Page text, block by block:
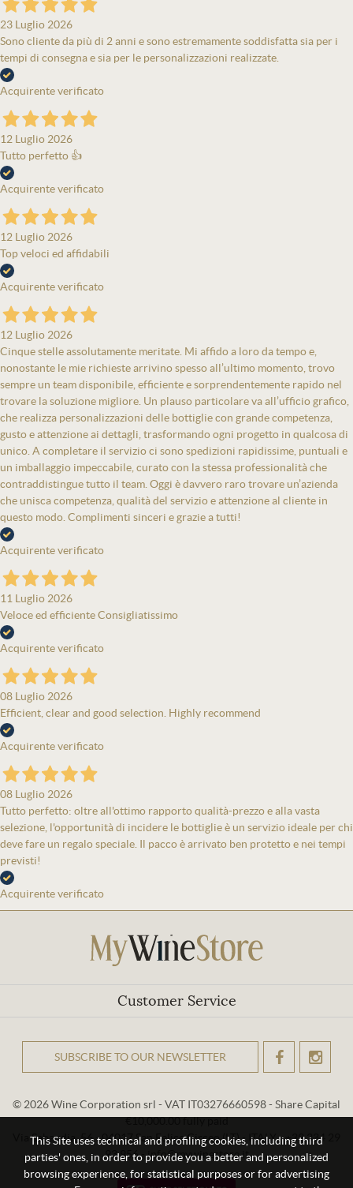
23 Luglio 2026
Sono cliente da più di 2 anni e sono estremamente soddisfatta sia per i
tempi di consegna e sia per le personalizzazioni realizzate.
Acquirente verificato
12 Luglio 2026
Tutto perfetto 👍
Acquirente verificato
12 Luglio 2026
Top veloci ed affidabili
Acquirente verificato
12 Luglio 2026
Cinque stelle assolutamente meritate. Mi affido a loro da tempo e,
nonostante le mie richieste arrivino spesso all’ultimo momento, trovo
sempre un team disponibile, efficiente e sorprendentemente rapido nel
trovare la soluzione migliore. Un plauso particolare va all’ufficio grafico,
che realizza personalizzazioni delle bottiglie con grande competenza,
gusto e attenzione ai dettagli, trasformando ogni progetto in qualcosa di
unico. A completare il servizio ci sono spedizioni rapidissime, puntuali e
un imballaggio impeccabile, curato con la stessa professionalità che
contraddistingue tutto il team. Oggi è davvero raro trovare un’azienda
che unisca competenza, qualità del servizio e attenzione al cliente in
questo modo. Complimenti sinceri e grazie a tutti!
Acquirente verificato
11 Luglio 2026
Veloce ed efficiente Consigliatissimo
Acquirente verificato
08 Luglio 2026
Efficient, clear and good selection. Highly recommend
Acquirente verificato
08 Luglio 2026
Tutto perfetto: oltre all'ottimo rapporto qualità-prezzo e alla vasta
selezione, l'opportunità di incidere le bottiglie è un servizio ideale per chi
deve fare un regalo speciale. Il pacco è arrivato ben protetto e nei tempi
previsti!
Acquirente verificato
Customer Service
This Site uses technical and profiling cookies, including third
parties' ones, in order to provide you a better and personalized
browsing experience, for statistical purposes or for advertising
SUBSCRIBE TO OUR NEWSLETTER
© 2026 Wine Corporation srl - VAT IT03276660598 - Share Capital
€10,000.00 fully paid
Via Sabaudia, 56 - 04017 San Felice Circeo (LT) - ITALY - +39 334 29
93 956 - info@mywinestore.it